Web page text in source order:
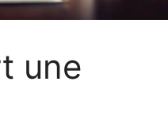
une